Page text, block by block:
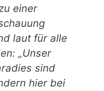
einer
laut für alle
„Unser
sind
hier bei